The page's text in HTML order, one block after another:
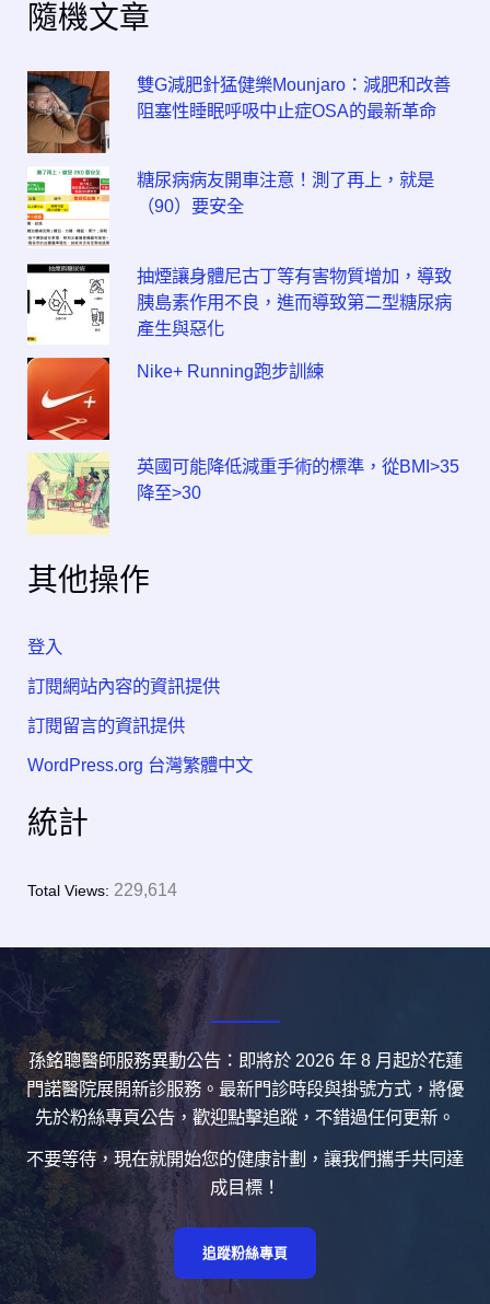
隨機文章
雙G減肥針猛健樂Mounjaro：減肥和改善
阻塞性睡眠呼吸中止症OSA的最新革命
糖尿病病友開車注意！測了再上，就是
（90）要安全
抽煙讓身體尼古丁等有害物質增加，導致
胰島素作用不良，進而導致第二型糖尿病
產生與惡化
Nike+ Running跑步訓練
英國可能降低減重手術的標準，從BMI>35
降至>30
其他操作
登入
訂閱網站內容的資訊提供
訂閱留言的資訊提供
WordPress.org 台灣繁體中文
統計
Total Views: 229,614
孫銘聰醫師服務異動公告：即將於 2026 年 8 月起於花蓮
門諾醫院展開新診服務。最新門診時段與掛號方式，將優
先於粉絲專頁公告，歡迎點擊追蹤，不錯過任何更新。
不要等待，現在就開始您的健康計劃，讓我們攜手共同達
成目標！
追蹤粉絲專頁